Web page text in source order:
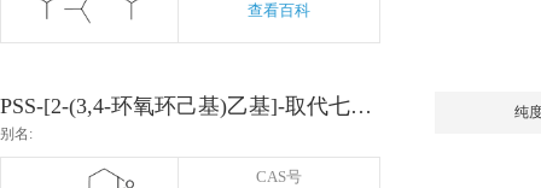
查看百科
PSS-[2-(3,4-环氧环己基)乙基]-取代七异丁基
别名:
CAS号
纯